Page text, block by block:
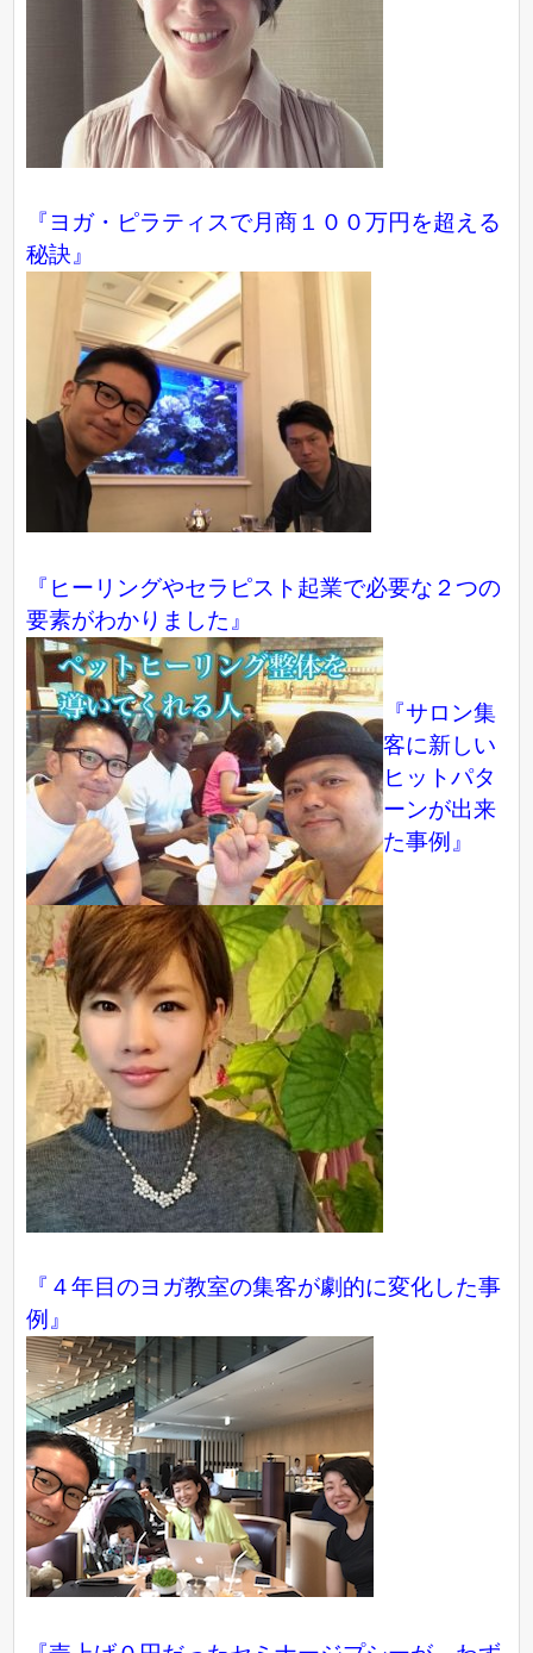
『ヨガ・ピラティスで月商１００万円を超える
秘訣』
『ヒーリングやセラピスト起業で必要な２つの
要素がわかりました』
『サロン集
客に新しい
ヒットパタ
ーンが出来
た事例』
『４年目のヨガ教室の集客が劇的に変化した事
例』